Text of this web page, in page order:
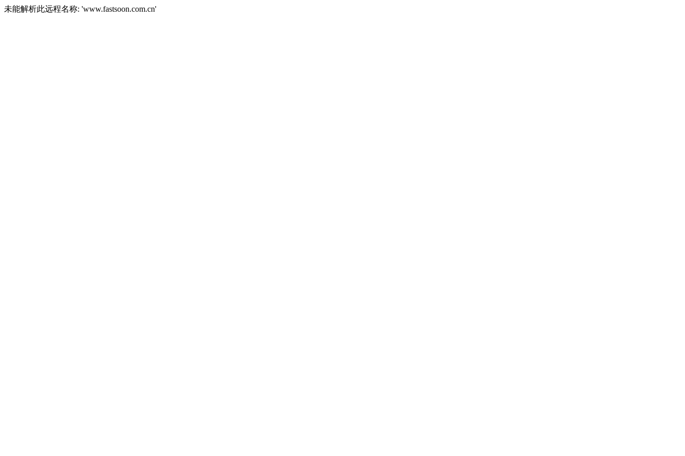
未能解析此远程名称: 'www.fastsoon.com.cn'